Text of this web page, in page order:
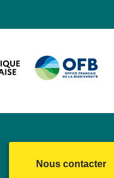
Nous contacter